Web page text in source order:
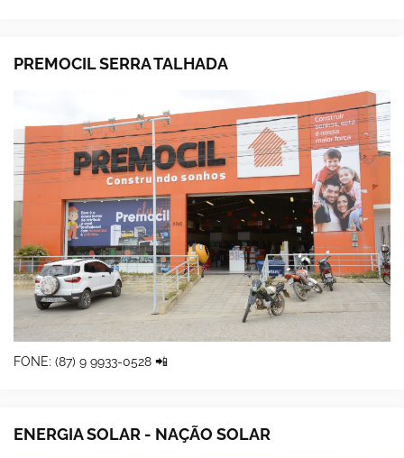
PREMOCIL SERRA TALHADA
FONE: (87) 9 9933-0528 📲
ENERGIA SOLAR - NAÇÃO SOLAR